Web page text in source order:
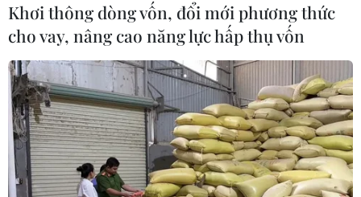
Khơi thông dòng vốn, đổi mới phương thức
cho vay, nâng cao năng lực hấp thụ vốn